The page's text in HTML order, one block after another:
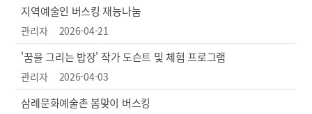
지역예술인 버스킹 재능나눔
관리자 2026-04-21
'꿈을 그리는 밥장' 작가 도슨트 및 체험 프로그램
관리자 2026-04-03
삼례문화예술촌 봄맞이 버스킹